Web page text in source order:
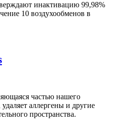
инактивацию 99,98%
10 воздухообменов в
частью нашего
аллергены и другие
пространства.